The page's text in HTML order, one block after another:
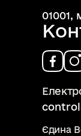
01001,
Єдина